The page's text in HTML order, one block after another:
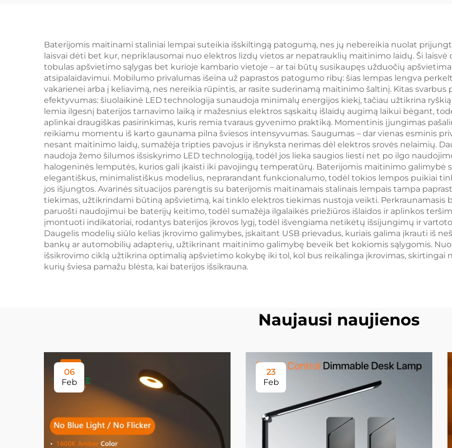
dažytas kūnas, LED
knygos lempa
dažytas kūnas, LED
knygos lempa
juodo
knygos
Baterijomis maitinami staliniai lempai suteikia išskiltingą patogumą, nes jų nebereikia nuolat
laisvai dėti bet kur, nepriklausomai nuo elektros lizdų vietos ar nepatrauklių maitinimo laidų. Ši
tobulas apšvietimo sąlygas bet kurioje kambario vietoje – ar tai būtų susikaupęs užduočių
atsipalaidavimui. Mobilumo privalumas išeina už paprastos patogumo ribų: šias lempas lengva
vakarienei arba į keliavimą, nes nereikia rūpintis, ar rasite suderinamą maitinimo šaltinį. Kitas
efektyvumas: šiuolaikinė LED technologija sunaudoja minimalų energijos kiekį, tačiau užtikrina
lemia ilgesnį baterijos tarnavimo laiką ir mažesnius elektros sąskaitų išlaidų augimą laikui bėgant,
aplinkai draugiškas pasirinkimas, kuris remia tvaraus gyvenimo praktiką. Momentinis įjungimas
reikiamu momentu iš karto gaunama pilna šviesos intensyvumas. Saugumas – dar vienas esminis
nesant maitinimo laidų, sumažėja tripties pavojus ir išnyksta nerimas dėl elektros srovės nelaimių.
naudoja žemo šilumos išsiskyrimo LED technologiją, todėl jos lieka saugios liesti net po ilgo
halogeninės lemputės, kurios gali įkaisti iki pavojingų temperatūrų. Baterijomis maitinimo galimybė
elegantiškus, minimalistiškus modelius, neprarandant funkcionalumo, todėl tokios lempos puikiai
jos išjungtos. Avarinės situacijos parengtis su baterijomis maitinamais stalinais lempais tampa
tiekimas, užtikrindami būtiną apšvietimą, kai tinklo elektros tiekimas nustoja veikti. Perkraunamasis
paruošti naudojimui be baterijų keitimo, todėl sumažėja ilgalaikės priežiūros išlaidos ir aplinkos
įmontuoti indikatoriai, rodantys baterijos įkrovos lygį, todėl išvengiama netikėtų išsijungimų ir
Daugelis modelių siūlo kelias įkrovimo galimybes, įskaitant USB prievadus, kuriais galima įkrauti iš
bankų ar automobilių adapterių, užtikrinant maitinimo galimybę beveik bet kokiomis sąlygomis.
išsikrovimo ciklą užtikrina optimalią apšvietimo kokybę iki tol, kol bus reikalinga įkrovimas,
kurių šviesa pamažu blėsta, kai baterijos išsikrauna.
Naujausi naujienos
06
Feb
23
Feb